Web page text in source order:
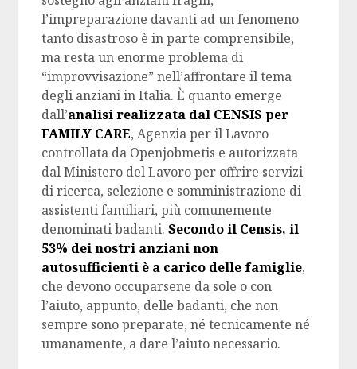
l’impreparazione davanti ad un fenomeno
tanto disastroso è in parte comprensibile,
ma resta un enorme problema di
“improvvisazione” nell’affrontare il tema
degli anziani in Italia. È quanto emerge
dall’analisi realizzata dal CENSIS per
FAMILY CARE, Agenzia per il Lavoro
controllata da Openjobmetis e autorizzata
dal Ministero del Lavoro per offrire servizi
di ricerca, selezione e somministrazione di
assistenti familiari, più comunemente
denominati badanti.Secondo il Censis, il
53% dei nostri anziani non
autosufficienti è a carico delle famiglie,
che devono occuparsene da sole o con
l’aiuto, appunto, delle badanti, che non
sempre sono preparate, né tecnicamente né
umanamente, a dare l’aiuto necessario.